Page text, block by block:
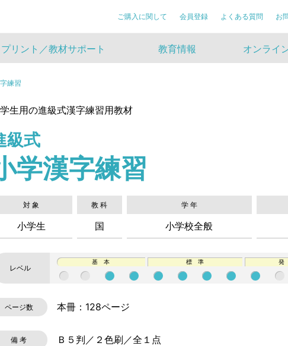
ご購入に関して 会員登録 よくある質問 お
プリント／教材サポート 教育情報 オンライ
練習
生用の進級式漢字練習用教材
級式
学漢字練習
対 象 教 科 学 年
小学生 国 小学校全般
レベル
基 本 標 準 発
ページ数 本冊：128ページ
備 考 Ｂ５判／２色刷／全１点